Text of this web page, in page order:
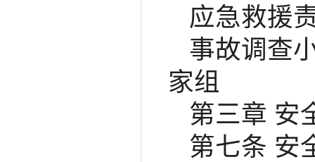
应急救援
事故调查
家组
第三章 安
第七条 安